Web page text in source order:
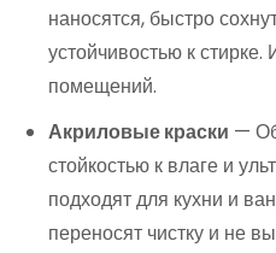
наносятся, быстро
устойчивостью к
помещений.
Акриловые краски —
стойкостью к влаге и
подходят для кухни и
переносят чистку и не